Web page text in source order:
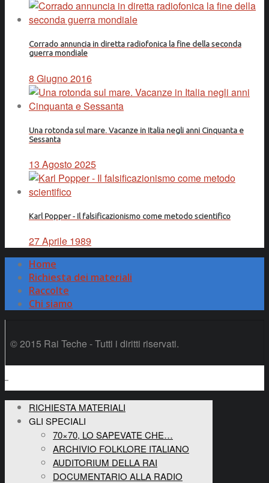
Corrado annuncia in diretta radiofonica la fine della seconda
guerra mondiale
8 Giugno 2016
Una rotonda sul mare. Vacanze in Italia negli anni Cinquanta e
Sessanta
13 Agosto 2025
Karl Popper - Il falsificazionismo come metodo scientifico
27 Aprile 1989
Home
Richiesta dei materiali
Raccolte
Chi siamo
© 2015 Rai Teche - Tutti i diritti riservati.
RICHIESTA MATERIALI
GLI SPECIALI
70×70, LO SAPEVATE CHE…
ARCHIVIO FOLKLORE ITALIANO
AUDITORIUM DELLA RAI
DOCUMENTARIO ALLA RADIO